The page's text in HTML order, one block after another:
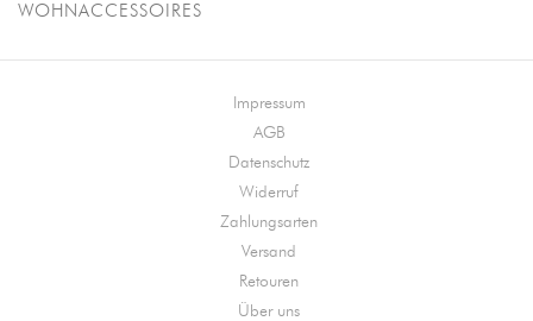
WOHNACCESSOIRES
Impressum
AGB
Datenschutz
Widerruf
Zahlungsarten
Versand
Retouren
Über uns